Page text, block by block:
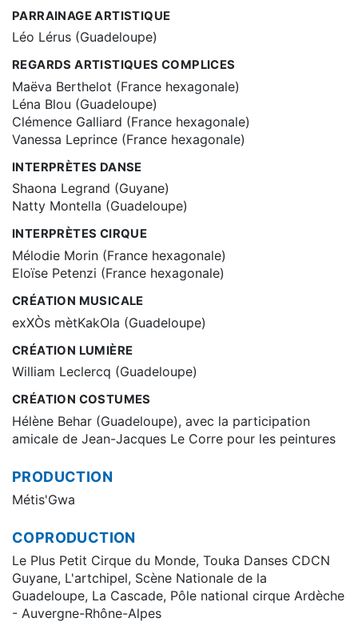
PARRAINAGE ARTISTIQUE
Léo Lérus (Guadeloupe)
REGARDS ARTISTIQUES COMPLICES
Maëva Berthelot (France hexagonale)
Léna Blou (Guadeloupe)
Clémence Galliard (France hexagonale)
Vanessa Leprince (France hexagonale)
INTERPRÈTES DANSE
Shaona Legrand (Guyane)
Natty Montella (Guadeloupe)
INTERPRÈTES CIRQUE
Mélodie Morin (France hexagonale)
Eloïse Petenzi (France hexagonale)
CRÉATION MUSICALE
exXÒs mètKakOla (Guadeloupe)
CRÉATION LUMIÈRE
William Leclercq (Guadeloupe)
CRÉATION COSTUMES
Hélène Behar (Guadeloupe), avec la participation
amicale de Jean-Jacques Le Corre pour les peintures
PRODUCTION
Métis'Gwa
COPRODUCTION
Le Plus Petit Cirque du Monde, Touka Danses CDCN
Guyane, L'artchipel, Scène Nationale de la
Guadeloupe, La Cascade, Pôle national cirque Ardèche
- Auvergne-Rhône-Alpes